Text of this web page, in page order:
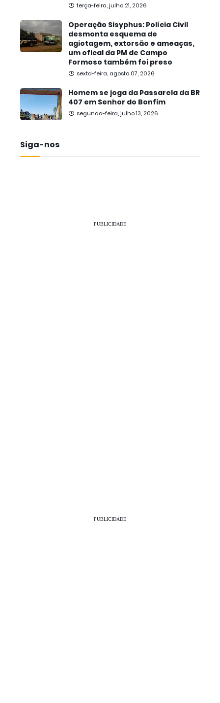
terça-feira, julho 21, 2026
Operação Sisyphus: Polícia Civil
desmonta esquema de
agiotagem, extorsão e ameaças,
um ofical da PM de Campo
Formoso também foi preso
sexta-feira, agosto 07, 2026
Homem se joga da Passarela da BR
407 em Senhor do Bonfim
segunda-feira, julho 13, 2026
Siga-nos
PUBLICIDADE
PUBLICIDADE